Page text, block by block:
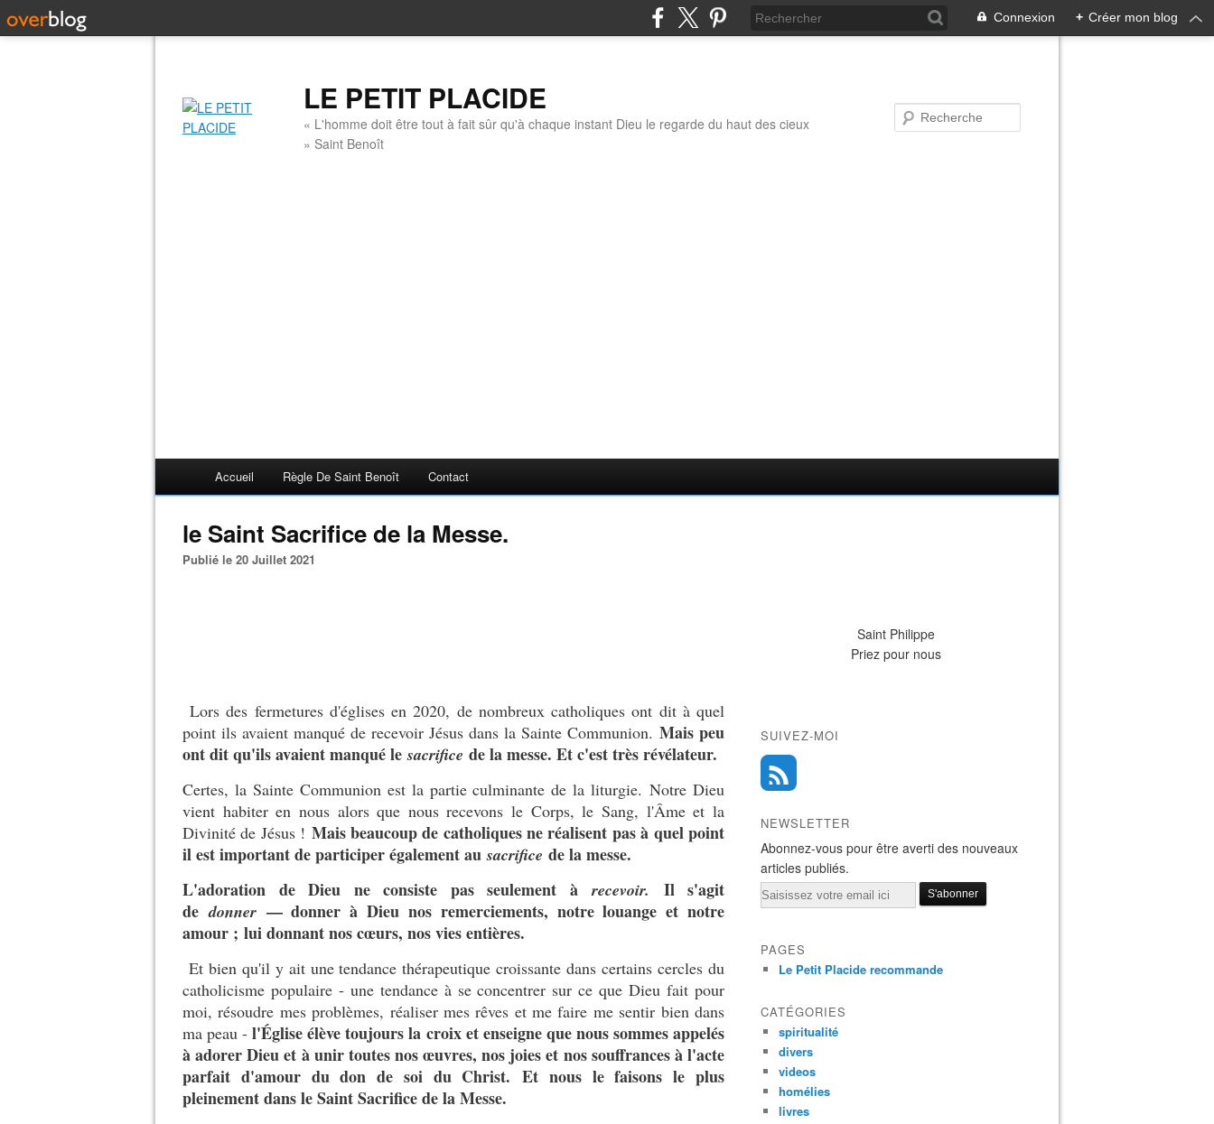
Connexion + Créer mon blog
LE PETIT PLACIDE
« L'homme doit être tout à fait sûr qu'à chaque instant Dieu le regarde du haut des cieux
» Saint Benoît
Accueil Règle De Saint Benoît Contact
le Saint Sacrifice de la Messe.
Publié le 20 Juillet 2021
Lors des fermetures d'églises en 2020, de nombreux catholiques ont dit à quel
point ils avaient manqué de recevoir Jésus dans la Sainte Communion. Mais peu
ont dit qu'ils avaient manqué lesacrifice de la messe. Et c'est très révélateur.
Certes, la Sainte Communion est la partie culminante de la liturgie. Notre Dieu
vient habiter en nous alors que nous recevons le Corps, le Sang, l'Âme et la
Divinité de Jésus ! Mais beaucoup de catholiques ne réalisent pas à quel point
il est important de participer également ausacrifice de la messe.
L'adoration de Dieu ne consiste pas seulement àrecevoir. Il s'agit
dedonner— donner à Dieu nos remerciements, notre louange et notre
amour ; lui donnant nos cœurs, nos vies entières.
Et bien qu'il y ait une tendance thérapeutique croissante dans certains cercles du
catholicisme populaire - une tendance à se concentrer sur ce que Dieu fait pour
moi, résoudre mes problèmes, réaliser mes rêves et me faire me sentir bien dans
ma peau -l'Église élève toujours la croix et enseigne que nous sommes appelés
à adorer Dieu et à unir toutes nos œuvres, nos joies et nos souffrances à l'acte
parfait d'amour du don de soi du Christ. Et nous le faisons le plus
pleinement dans le Saint Sacrifice de la Messe.
Saint Philippe
Priez pour nous
SUIVEZ-MOI
NEWSLETTER
Abonnez-vous pour être averti des nouveaux
articles publiés.
Email
PAGES
Le Petit Placide recommande
CATÉGORIES
spiritualité
divers
videos
homélies
livres